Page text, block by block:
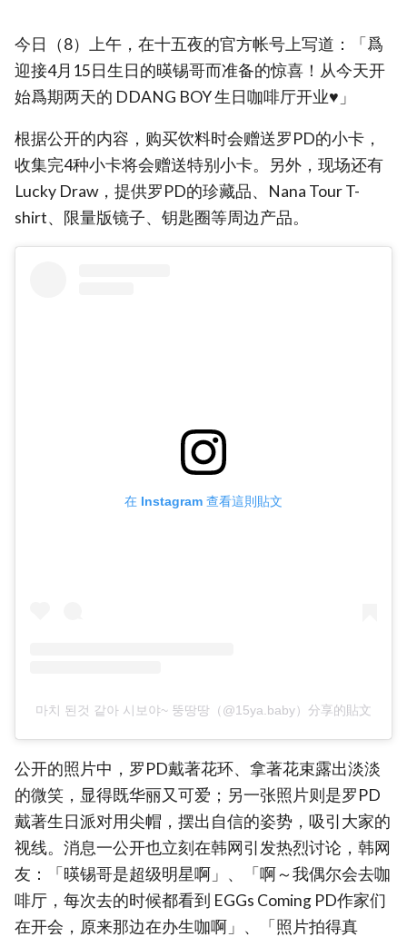
今日（8）上午，在十五夜的官方帐号上写道：「爲
迎接4月15日生日的暎锡哥而准备的惊喜！从今天开
始爲期两天的 DDANG BOY 生日咖啡厅开业♥」
根据公开的内容，购买饮料时会赠送罗PD的小卡，
收集完4种小卡将会赠送特别小卡。另外，现场还有
Lucky Draw，提供罗PD的珍藏品、Nana Tour T-
shirt、限量版镜子、钥匙圈等周边产品。
在 Instagram 查看這則貼文
마치 된것 같아 시보야~ 뚱땅땅（@15ya.baby）分享的貼文
公开的照片中，罗PD戴著花环、拿著花束露出淡淡
的微笑，显得既华丽又可爱；另一张照片则是罗PD
戴著生日派对用尖帽，摆出自信的姿势，吸引大家的
视线。消息一公开也立刻在韩网引发热烈讨论，韩网
友：「暎锡哥是超级明星啊」、「啊～我偶尔会去咖
啡厅，每次去的时候都看到 EGGs Coming PD作家们
在开会，原来那边在办生咖啊」、「照片拍得真